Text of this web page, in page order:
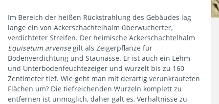
Im Bereich der heißen Rückstrahlung des Gebäudes lag
lange ein von Ackerschachtelhalm überwucherter,
verdichteter Streifen. Der heimische Ackerschachtelhalm
Equisetum arvensegilt als Zeigerpflanze für
Bodenverdichtung und Staunässe. Er ist auch ein Lehm-
und Unterbodenfeuchtezeiger und wurzelt bis zu 160
Zentimeter tief. Wie geht man mit derartig verunkrauteten
Flächen um? Die tiefreichenden Wurzeln komplett zu
entfernen ist unmöglich, daher galt es, Verhältnisse zu
12
Treffer
Zurücksetzen
Blattausdauer
Bestäubung